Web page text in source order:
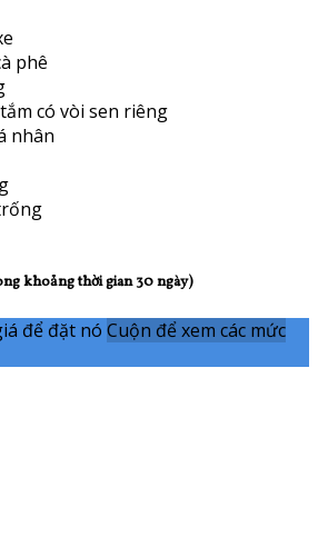
phê
có vòi sen riêng
nhân
khoảng thời gian 30 ngày)
để đặt nó Cuộn để xem các mức